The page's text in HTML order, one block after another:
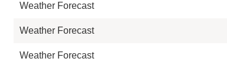
Weather Forecast
Weather Forecast
Weather Forecast